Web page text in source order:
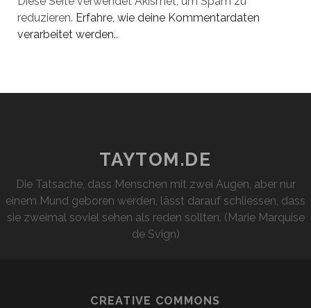
reduzieren. Erfahre, wie deine Kommentardaten
verarbeitet werden..
TAYTOM.DE
Die Tatsache, dass Menschen mit zwei Augen, aber nur
einem Mund geboren werden, lässt darauf schliessen, dass
sie zweimal soviel sehen als reden sollten. (Marie Marquise
de Svign)
CREATIVE COMMONS